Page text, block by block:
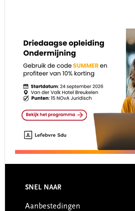
Footer
SNEL NAAR
Aanbestedingen